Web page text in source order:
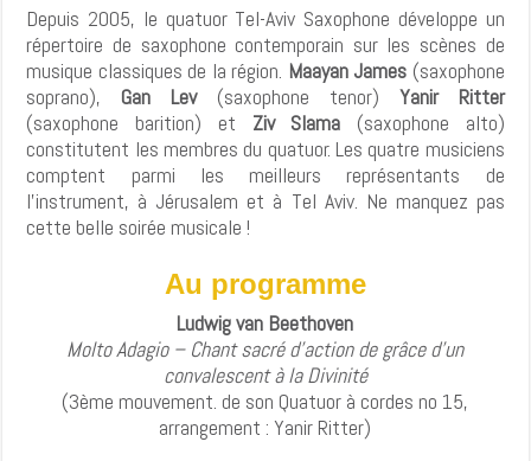
Depuis 2005, le quatuor Tel-Aviv Saxophone développe un
répertoire de saxophone contemporain sur les scènes de
musique classiques de la région. Maayan James (saxophone
soprano), Gan Lev(saxophone tenor) Yanir Ritter
(saxophone barition) et Ziv Slama (saxophone alto)
constitutent les membres du quatuor. Les quatre musiciens
comptent parmi les meilleurs représentants de
l’instrument, à Jérusalem et à Tel Aviv. Ne manquez pas
cette belle soirée musicale !
Au programme
Ludwig van Beethoven
Molto Adagio – Chant sacré d’action de grâce d’un
convalescent à la Divinité
(3ème mouvement. de son Quatuor à cordes no 15,
arrangement : Yanir Ritter)